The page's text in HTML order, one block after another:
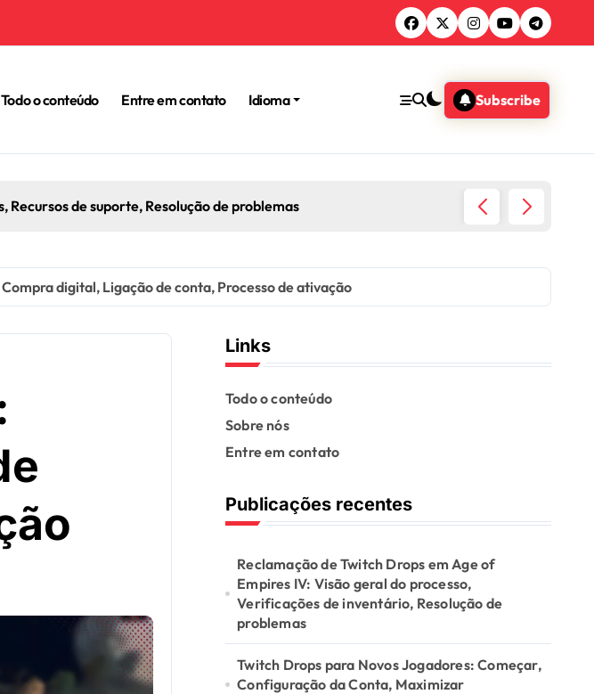
Todo o conteúdo Entre em contato Idioma Subscribe
IV: Acompanhamento de conquistas, Desbloqueio de bónus, Reconhecimento da
digital, Ligação de conta, Processo de ativação
Links
Todo o conteúdo
Sobre nós
Entre em contato
Publicações recentes
Reclamação de Twitch Drops em Age of
Empires IV: Visão geral do processo,
Verificações de inventário, Resolução de
problemas
Twitch Drops para Novos Jogadores: Começar,
Configuração da Conta, Maximizar